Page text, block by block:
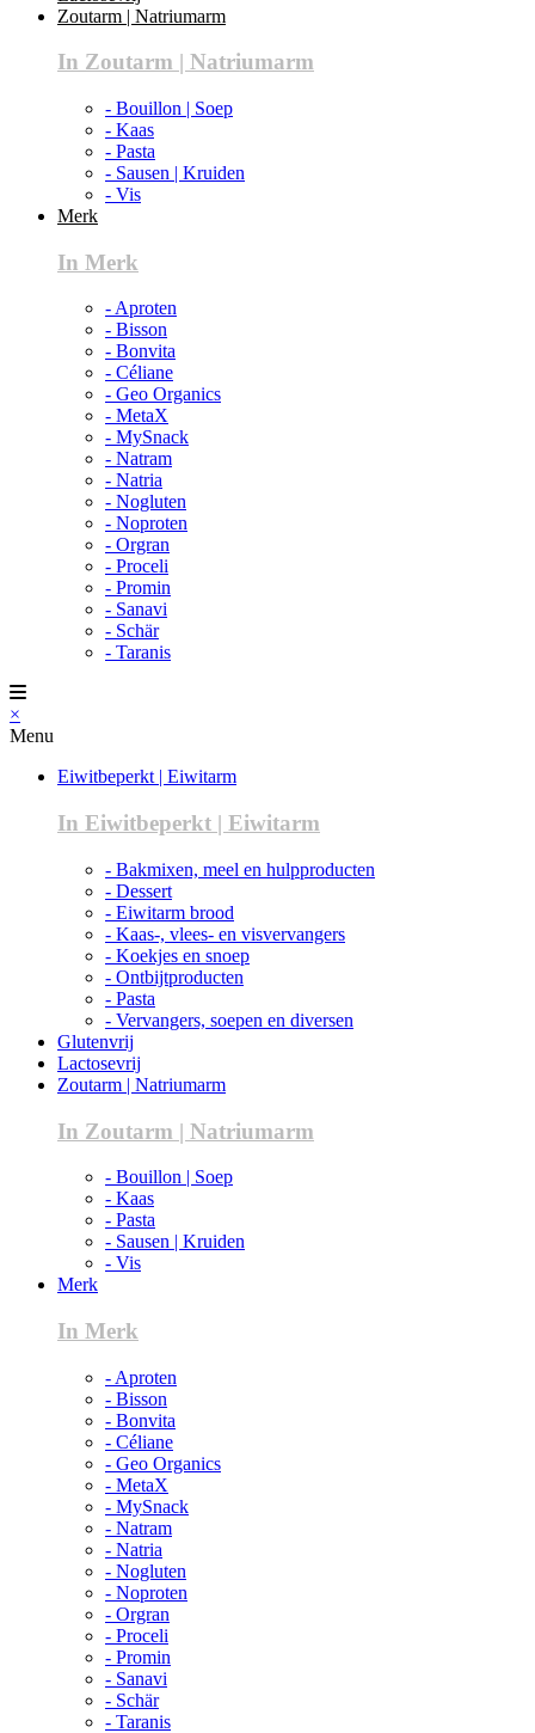
Zoutarm | Natriumarm
In Zoutarm | Natriumarm
- Bouillon | Soep
- Kaas
- Pasta
- Sausen | Kruiden
- Vis
Merk
In Merk
- Aproten
- Bisson
- Bonvita
- Céliane
- Geo Organics
- MetaX
- MySnack
- Natram
- Natria
- Nogluten
- Noproten
- Orgran
- Proceli
- Promin
- Sanavi
- Schär
- Taranis
×
Menu
Eiwitbeperkt | Eiwitarm
In Eiwitbeperkt | Eiwitarm
- Bakmixen, meel en hulpproducten
- Dessert
- Eiwitarm brood
- Kaas-, vlees- en visvervangers
- Koekjes en snoep
- Ontbijtproducten
- Pasta
- Vervangers, soepen en diversen
Glutenvrij
Lactosevrij
Zoutarm | Natriumarm
In Zoutarm | Natriumarm
- Bouillon | Soep
- Kaas
- Pasta
- Sausen | Kruiden
- Vis
Merk
In Merk
- Aproten
- Bisson
- Bonvita
- Céliane
- Geo Organics
- MetaX
- MySnack
- Natram
- Natria
- Nogluten
- Noproten
- Orgran
- Proceli
- Promin
- Sanavi
- Schär
- Taranis